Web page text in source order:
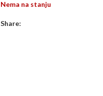
Nema na stanju
Share: